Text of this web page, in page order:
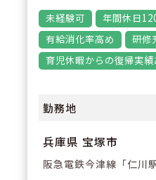
阪急今津線のあ
り徒歩4分の立地
未経験可
年間休日
有給消化率高め
研修
育児休暇からの復帰実績
勤務地
兵庫県 宝塚市
阪急電鉄今津線「仁川